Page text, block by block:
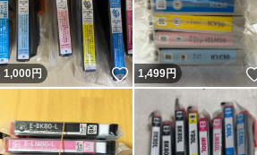
1,000円 いいね！
1,499円